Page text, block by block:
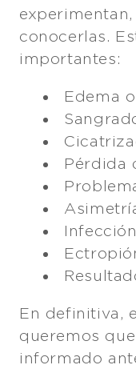
conocerlas.
importantes:
Edema
Pérdida
Infección
En definitiva,
queremos
informado